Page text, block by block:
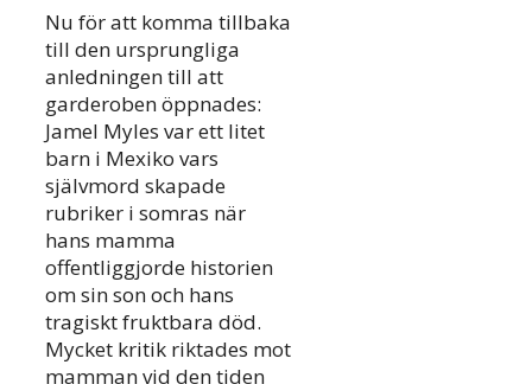
Nu för att komma tillbaka
till den ursprungliga
anledningen till att
garderoben öppnades:
Jamel Myles var ett litet
barn i Mexiko vars
självmord skapade
rubriker i somras när
hans mamma
offentliggjorde historien
om sin son och hans
tragiskt fruktbara död.
Mycket kritik riktades mot
mamman vid den tiden